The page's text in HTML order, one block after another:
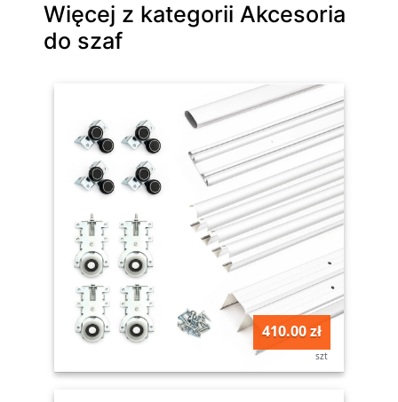
Więcej z kategorii Akcesoria
do szaf
410.00 zł
szt